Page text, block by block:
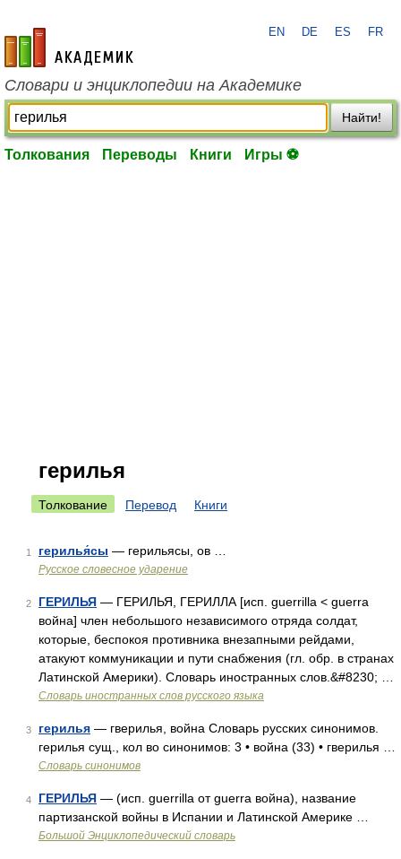
academic.ru
EN DE ES FR
Словари и энциклопедии на Академике
Найти!
Толкования Переводы Книги Игры ⚽
герилья
Толкование Перевод Книги
1 герилья́сы — герильясы, ов …
Русское словесное ударение
2 ГЕРИЛЬЯ — ГЕРИЛЬЯ, ГЕРИЛЛА [исп. guerrilla < guerra
война] член небольшого независимого отряда солдат,
которые, беспокоя противника внезапными рейдами,
атакуют коммуникации и пути снабжения (гл. обр. в странах
Латинской Америки). Словарь иностранных слов.&#8230; …
Словарь иностранных слов русского языка
3 герилья — гверилья, война Словарь русских синонимов.
герилья сущ., кол во синонимов: 3 • война (33) • гверилья …
Словарь синонимов
4 ГЕРИЛЬЯ — (исп. guerrilla от guerra война), название
партизанской войны в Испании и Латинской Америке …
Большой Энциклопедический словарь